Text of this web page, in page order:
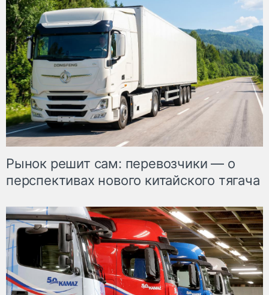
Рынок решит сам: перевозчики — о
перспективах нового китайского тягача